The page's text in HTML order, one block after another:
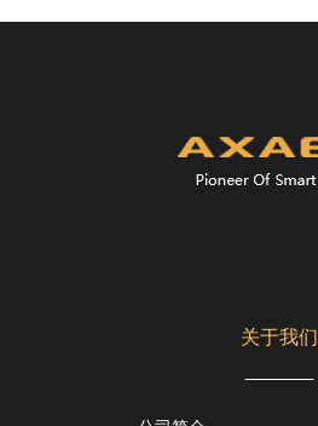
提高工作效率，有效避免了因漏
关于我们